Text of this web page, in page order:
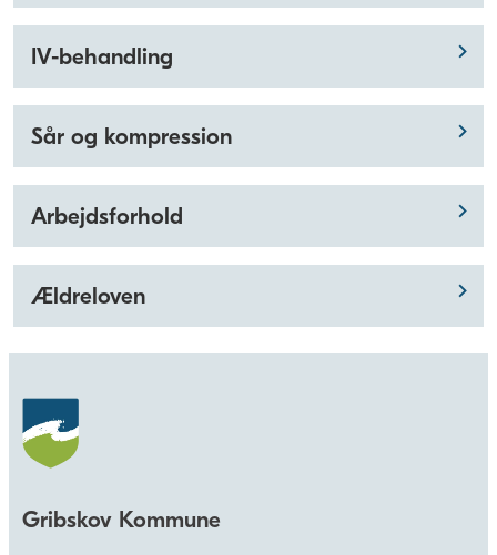
IV-behandling
Sår og kompression
Arbejdsforhold
Ældreloven
Gribskov Kommune